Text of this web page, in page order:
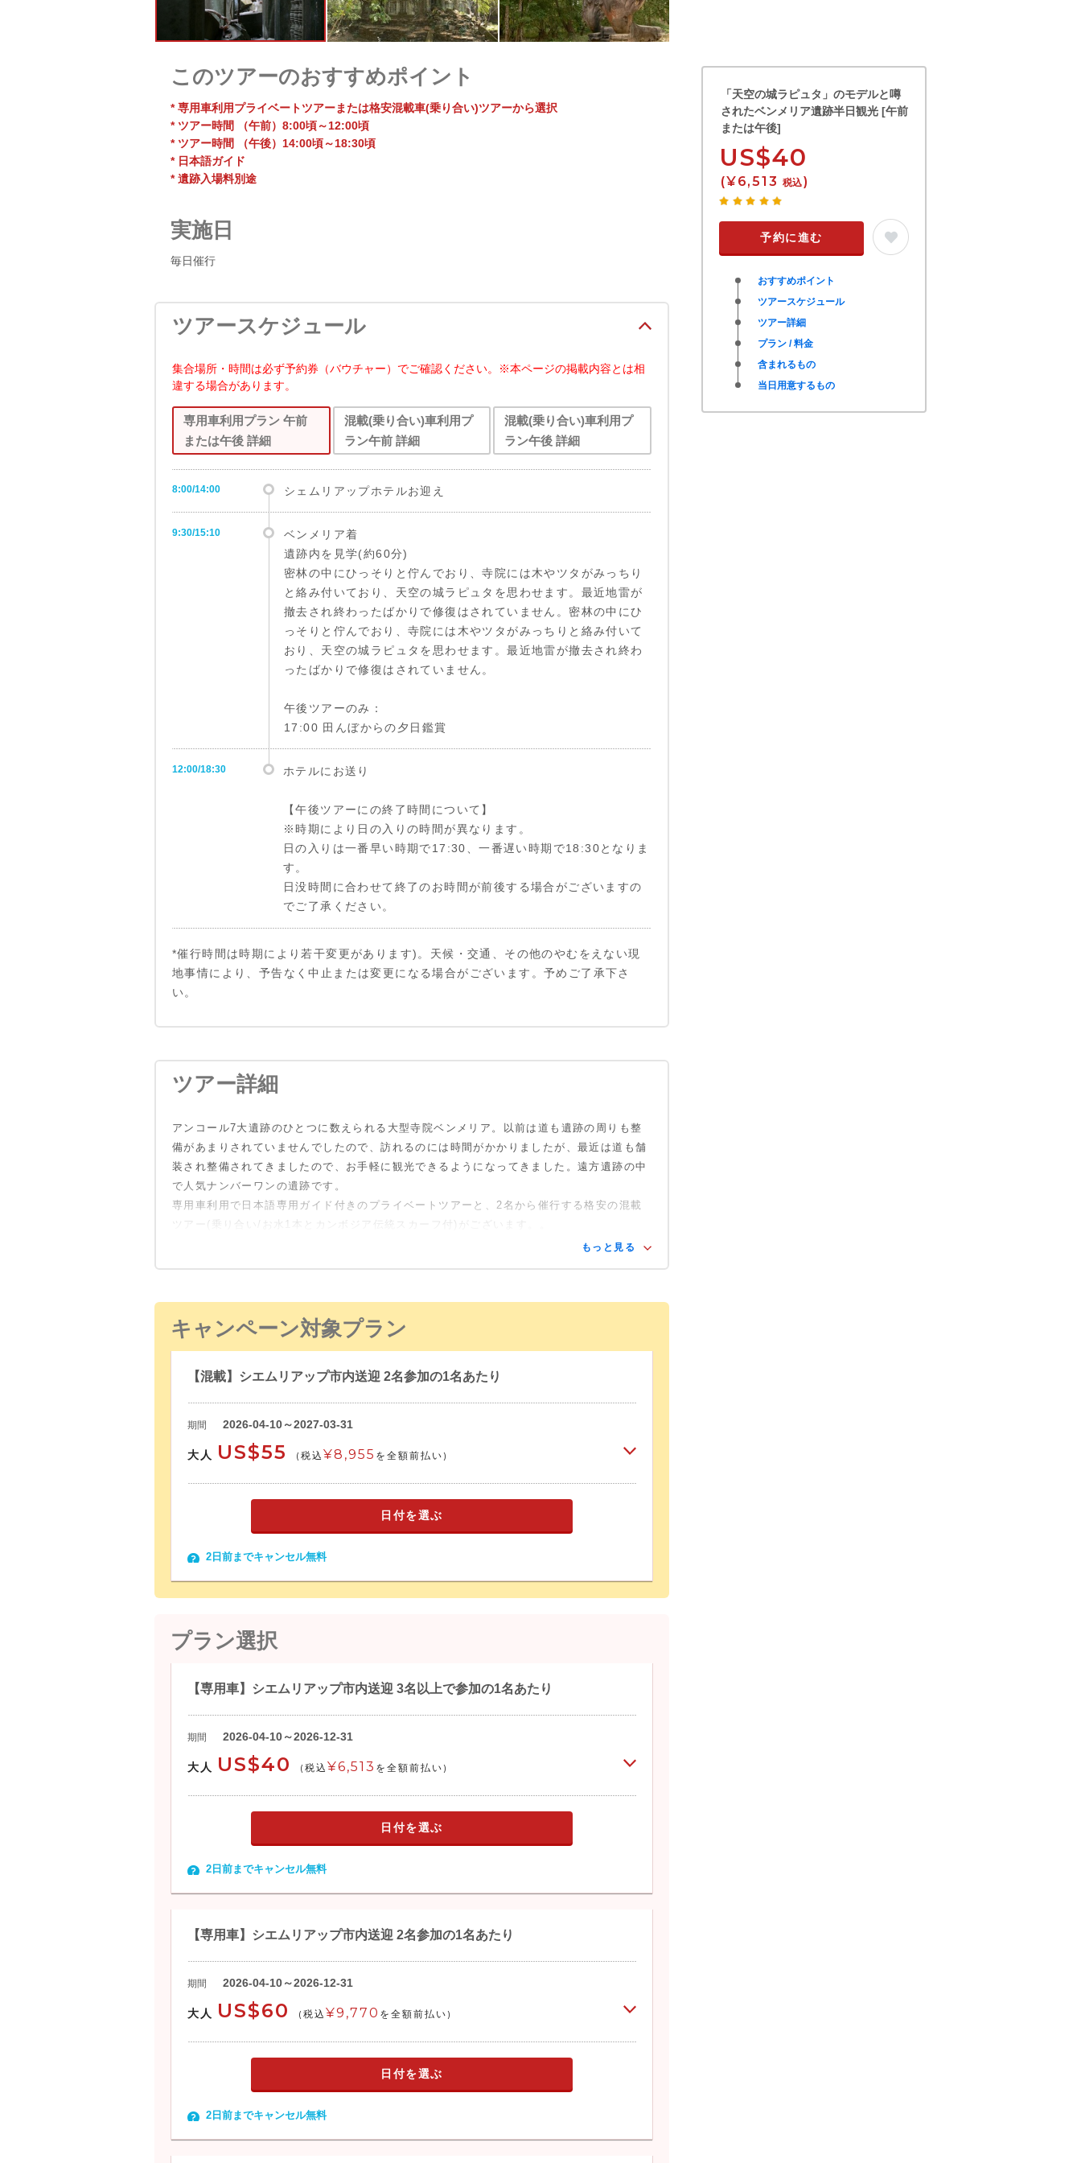
このツアーのおすすめポイント
* 専用車利用プライベートツアーまたは格安混載車(乗り合い)ツアーから選択
* ツアー時間 （午前）8:00頃～12:00頃
* ツアー時間 （午後）14:00頃～18:30頃
* 日本語ガイド
* 遺跡入場料別途
実施日
毎日催行
ツアースケジュール
集合場所・時間は必ず予約券（バウチャー）でご確認ください。※本ページの掲載内容とは相
違する場合があります。
専用車利用プラン 午前
または午後 詳細
8:00/14:00 シェムリアップホテルお迎え
9:30/15:10
ベンメリア着
遺跡内を見学(約60分)
密林の中にひっそりと佇んでおり、寺院には木やツタがみっちり
と絡み付いており、天空の城ラピュタを思わせます。最近地雷が
撤去され終わったばかりで修復はされていません。密林の中にひ
っそりと佇んでおり、寺院には木やツタがみっちりと絡み付いて
おり、天空の城ラピュタを思わせます。最近地雷が撤去され終わ
ったばかりで修復はされていません。
午後ツアーのみ：
17:00 田んぼからの夕日鑑賞
12:00/18:30 ホテルにお送り
【午後ツアーにの終了時間について】
※時期により日の入りの時間が異なります。
日の入りは一番早い時期で17:30、一番遅い時期で18:30となりま
す。
日没時間に合わせて終了のお時間が前後する場合がございますの
でご了承ください。
*催行時間は時期により若干変更があります)。天候・交通、その他のやむをえない現
地事情により、予告なく中止または変更になる場合がございます。予めご了承下さ
い。
混載(乗り合い)車利用プ
ラン午前 詳細
9:00
10:15
民家訪問(約10分・希望者のみ)
民家見学(外観)では、伝統的な高床式民家でカンボジアの生の生
活を見ていただき、日本の暮らしとの違いを感じてください。た
くさんの発見があり、素朴な人々の営みに心温まるはず。
混載(乗り合い)車利用プ
ラン午後 詳細
15:30
17:00 田んぼから夕日鑑賞
18:00～18:30 ホテルにお送り
※時期により日の入りの時間が異なります。
日の入りは一番早い時期で17:30、一番遅い時期で18:30となりま
でご了承ください。
ツアー詳細
アンコール7大遺跡のひとつに数えられる大型寺院ベンメリア。以前は道も遺跡の周りも整
備があまりされていませんでしたので、訪れるのには時間がかかりましたが、最近は道も舗
装され整備されてきましたので、お手軽に観光できるようになってきました。遠方遺跡の中
で人気ナンバーワンの遺跡です。
専用車利用で日本語専用ガイド付きのプライベートツアーと、2名から催行する格安の混載
ツアー(乗り合い/お水1本とカンボジア伝統スカーフ付)がございます。。
もっと見る
キャンペーン対象プラン
【混載】シエムリアップ市内送迎 2名参加の1名あたり
期間 2026-04-10～2027-03-31
大人 US$55 (税込 ¥8,955 を全額前払い)
日付を選ぶ
2日前までキャンセル無料
プラン選択
【専用車】シエムリアップ市内送迎 3名以上で参加の1名あたり
期間 2026-04-10～2026-12-31
大人 US$40 (税込 ¥6,513 を全額前払い)
日付を選ぶ
2日前までキャンセル無料
【専用車】シエムリアップ市内送迎 2名参加の1名あたり
期間 2026-04-10～2026-12-31
大人 US$60 (税込 ¥9,770 を全額前払い)
日付を選ぶ
2日前までキャンセル無料
「天空の城ラピュタ」のモデルと噂
されたベンメリア遺跡半日観光 [午前
または午後]
US$40
(¥6,513 税込)
予約に進む
おすすめポイント
ツアースケジュール
ツアー詳細
プラン / 料金
含まれるもの
当日用意するもの